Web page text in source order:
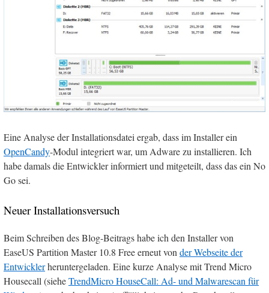
Eine Analyse der Installationsdatei ergab, dass im Installer ein
OpenCandy-Modul integriert war, um Adware zu installieren. Ich
habe damals die Entwickler informiert und mitgeteilt, dass das ein No
Go sei.
Neuer Installationsversuch
Beim Schreiben des Blog-Beitrags habe ich den Installer von
EaseUS Partition Master 10.8 Free erneut von der Webseite der
Entwicklerheruntergeladen. Eine kurze Analyse mit Trend Micro
Housecall (sieheTrendMicro HouseCall: Ad- und Malwarescan für